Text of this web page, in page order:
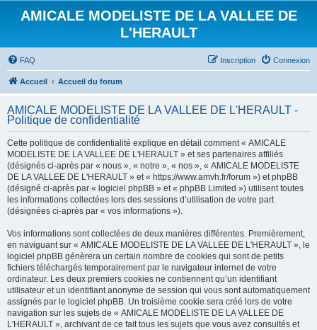
AMICALE MODELISTE DE LA VALLEE DE
L'HERAULT
FAQ Connexion
Inscription
Accueil Accueil du forum
AMICALE MODELISTE DE LA VALLEE DE L'HERAULT -
Politique de confidentialité
Cette politique de confidentialité explique en détail comment « AMICALE
MODELISTE DE LA VALLEE DE L'HERAULT » et ses partenaires affiliés
(désignés ci-après par « nous », « notre », « nos », « AMICALE MODELISTE
DE LA VALLEE DE L'HERAULT » et « https://www.amvh.fr/forum ») et phpBB
(désigné ci-après par « logiciel phpBB » et « phpBB Limited ») utilisent toutes
les informations collectées lors des sessions d’utilisation de votre part
(désignées ci-après par « vos informations »).
Vos informations sont collectées de deux manières différentes. Premièrement,
en naviguant sur « AMICALE MODELISTE DE LA VALLEE DE L'HERAULT », le
logiciel phpBB génèrera un certain nombre de cookies qui sont de petits
fichiers téléchargés temporairement par le navigateur internet de votre
ordinateur. Les deux premiers cookies ne contiennent qu’un identifiant
utilisateur et un identifiant anonyme de session qui vous sont automatiquement
assignés par le logiciel phpBB. Un troisième cookie sera créé lors de votre
navigation sur les sujets de « AMICALE MODELISTE DE LA VALLEE DE
L'HERAULT », archivant de ce fait tous les sujets que vous avez consultés et